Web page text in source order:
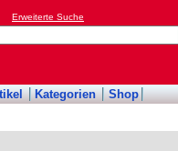
Erweiterte Suche
Kategorien Shop